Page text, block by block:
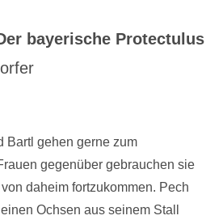
Protectulus
Bartl gehen gerne zum
gegenüber gebrauchen sie
daheim fortzukommen. Pech
Ochsen aus seinem Stall